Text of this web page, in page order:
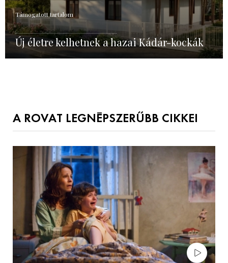
Támogatott tartalom
Új életre kelhetnek a hazai Kádár-kockák
A ROVAT LEGNÉPSZERŰBB CIKKEI